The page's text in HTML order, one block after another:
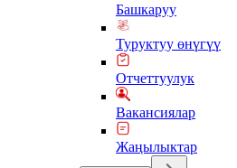
Башкаруу
Туруктуу өнүгүү
Отчеттуулук
Вакансиялар
Жаңылыктар